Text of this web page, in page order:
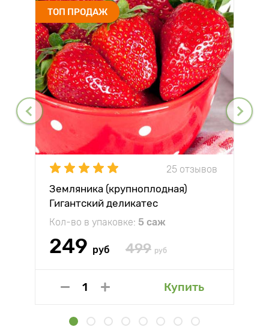
ТОП ПРОДАЖ
25 отзывов
Земляника (крупноплодная)
Гигантский деликатес
Кол-во в упаковке: 5 саж
249 руб 499 руб
Купить